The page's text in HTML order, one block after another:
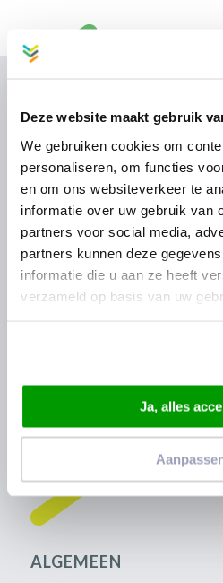
Deze website maakt gebruik
We gebruiken cookies om
personaliseren, om functies
en om ons websiteverkeer te
informatie over uw gebruik van
partners voor social media,
partners kunnen deze
informatie die u aan ze heeft
verzameld op basis van uw
Ja, alles
DIENSTEN
Financieel beheer
Technisch beheer
Ambassadeur
Algemene voorwaarden
Disclaimer
ALGEMEEN